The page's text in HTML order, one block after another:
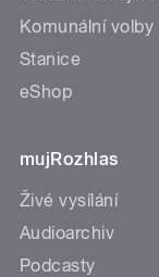
Komunální volby
Stanice
eShop
mujRozhlas
Živé vysílání
Audioarchiv
Podcasty